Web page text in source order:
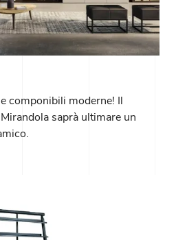
componibili moderne! Il
saprà ultimare un